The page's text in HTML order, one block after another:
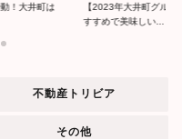
！大井町は
【2023年大井町グル
すすめで美味しい...
不動産トリビア
その他